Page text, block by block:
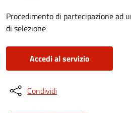
Procedimento di partecipazione ad
di selezione
Accedi al servizio
Condividi